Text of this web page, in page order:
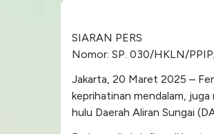
SIARAN PERS
Nomor: SP. 030/HKLN/
Jakarta, 20 Maret 2025 –
keprihatinan mendalam,
hulu Daerah Aliran Sungai